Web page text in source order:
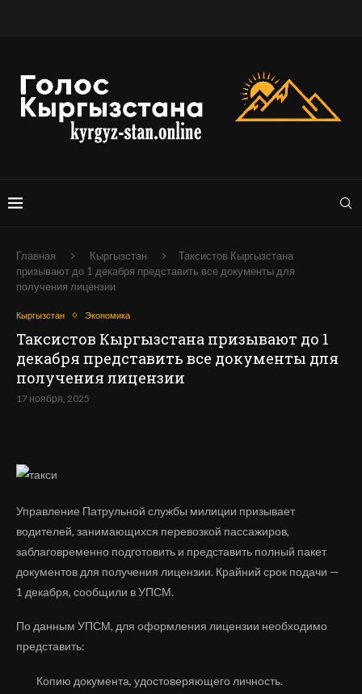
Главная Кыргызстан
Таксистов Кыргызстана
призывают до 1 декабря представить все документы для
получения лицензии
Кыргызстан Экономика
Таксистов Кыргызстана призывают до 1
декабря представить все документы для
получения лицензии
17 ноября, 2025
Управление Патрульной службы милиции призывает
водителей, занимающихся перевозкой пассажиров,
заблаговременно подготовить и представить полный пакет
документов для получения лицензии. Крайний срок подачи —
1 декабря, сообщили в УПСМ.
По данным УПСМ, для оформления лицензии необходимо
представить:
Копию документа, удостоверяющего личность.